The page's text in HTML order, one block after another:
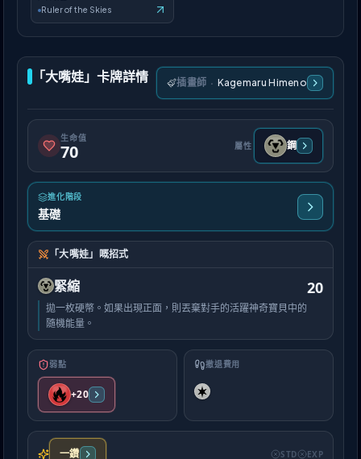
Ruler of the Skies
「大嘴娃」卡牌詳情 插畫師 · Kagemaru Himeno
生命值
70 屬性 鋼
進化階段
基礎
「大嘴娃」嘅招式
緊縮
拋一枚硬幣。如果出現正面，則丟棄對手的活躍神奇寶貝中的
隨機能量。
20
弱點
+20
撤退費用
一鑽 STD EXP